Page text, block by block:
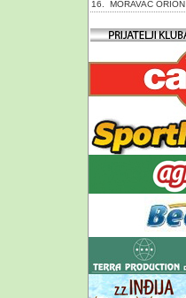
16.
MORAVAC ORION